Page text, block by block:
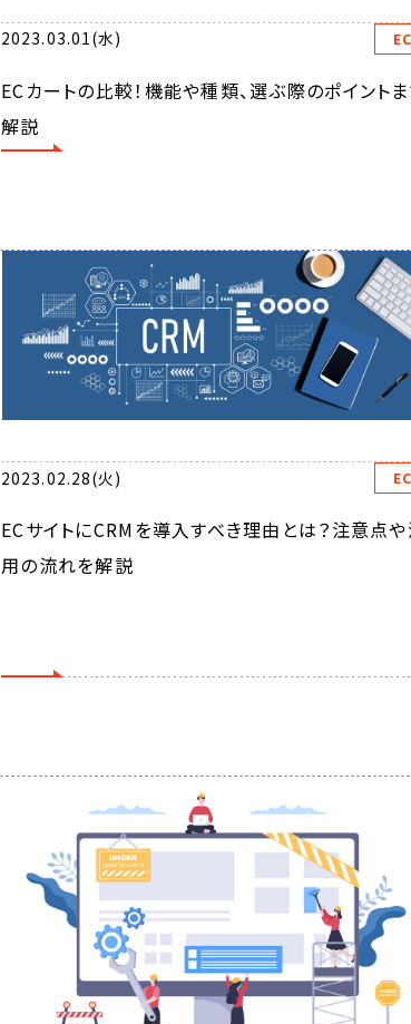
2023.03.01(水) EC
ECカートの比較！機能や種類、選ぶ際のポイント
解説
2023.02.28(火) EC
ECサイトにCRMを導入すべき理由とは？注意点
用の流れを解説